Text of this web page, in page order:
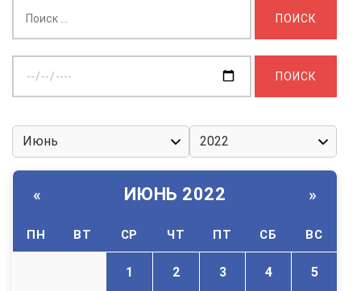
дату:
« ИЮНЬ 2022 »
ПН ВТ СР ЧТ ПТ СБ ВС
1 2 3 4 5